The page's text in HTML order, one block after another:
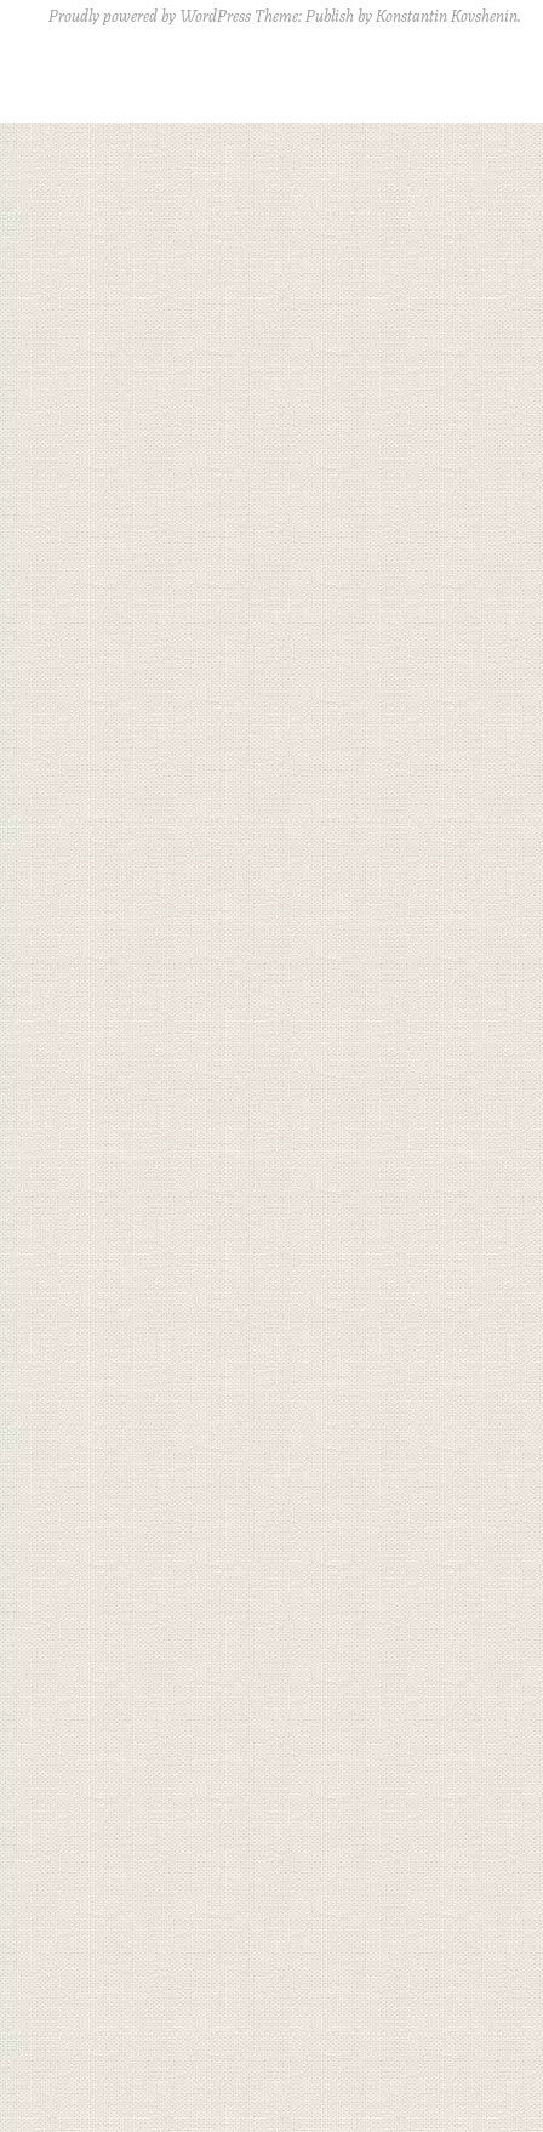
Proudly powered by WordPress Theme: Publish byKonstantin Kovshenin.